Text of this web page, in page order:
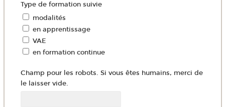
Type de formation suivie
modalités
en apprentissage
VAE
en formation continue
Champ pour les robots. Si vous êtes humains, merci de
le laisser vide.